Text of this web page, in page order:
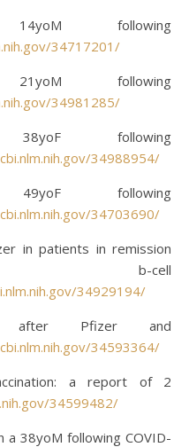
following
34717201/
following
34981285/
following
34988954/
following
34703690/
in patients in remission
cell
34929194/
Pfizer and
34593364/
a report of 2
34599482/
a 38yoM following COVID-